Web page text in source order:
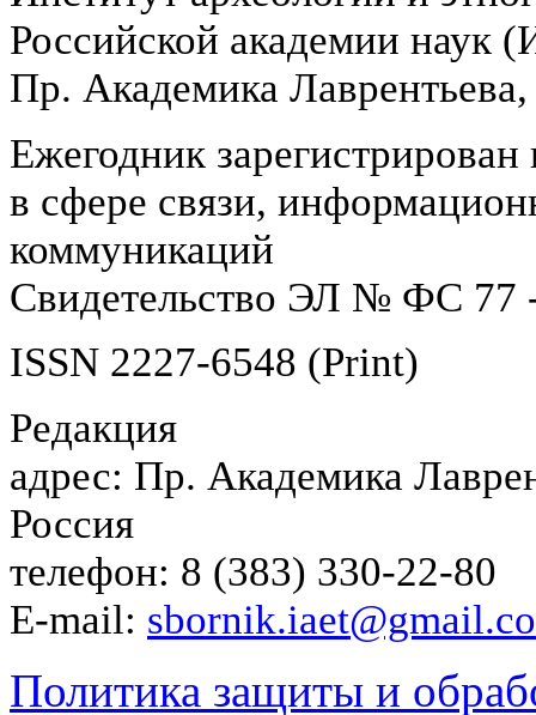
Российской академии
Пр. Академика
Ежегодник
в сфере связи,
коммуникаций
Свидетельство ЭЛ № ФС 77
ISSN 2227-6548 (Print)
Редакция
адрес: Пр. Академика
Россия
телефон: 8 (383) 330-22-80
E-mail:
Политика защиты и